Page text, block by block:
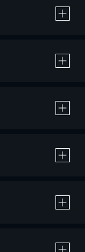
購入 / レンタルです。